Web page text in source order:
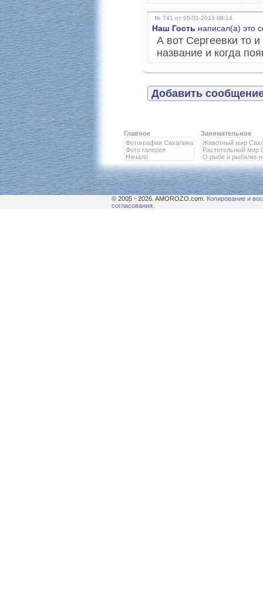
№ 741 от 05-01-2013 08:14
Наш Гость написал(а) это
А вот Сергеевки то
название и когда
Добавить
Главное
Фотографии Сахалина
Фото галерея
Начало
Занимательное
Животный мир
Растительный мир
О рыбе и рыбалке
© 2005 - 2026. AMOROZO.com. Копирование и
согласования.